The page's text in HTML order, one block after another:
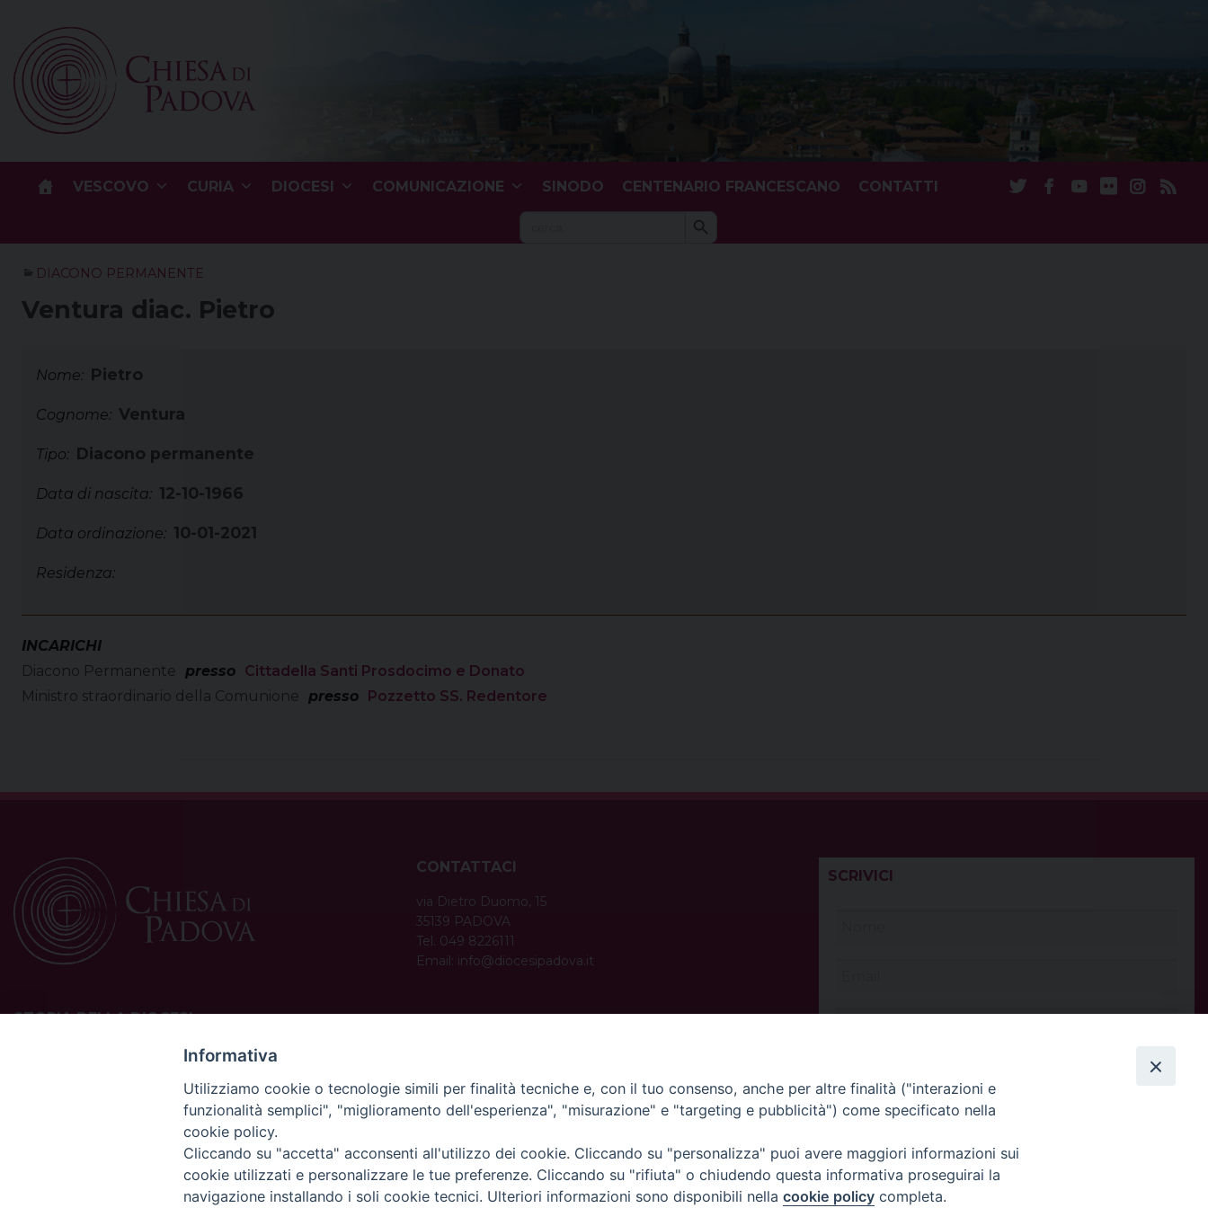
content
VESCOVO CURIA DIOCESI COMUNICAZIONE SINODO CENTENARIO FRANCESCANO CONTATTI
Search Search Button
DIACONO PERMANENTE
Ventura diac. Pietro
Nome: Pietro
Cognome: Ventura
Tipo: Diacono permanente
Data di nascita: 12-10-1966
Data ordinazione: 10-01-2021
Residenza:
INCARICHI
Diacono Permanente
presso Cittadella Santi Prosdocimo e Donato
Ministro straordinario della Comunione
presso Pozzetto SS. Redentore
STORIA DELLA DIOCESI
La Diocesi di Padova è una sede della Chiesa cattolica in
alla Regione Ecclesiastica Triveneto.
È costituita da 454 parrocchie situate nelle province di
Padova, Vicenza, Venezia, Treviso, Belluno.
È retta dal vescovo Claudio Cipolla.
CONTATTACI
via Dietro Duomo, 15
35139 PADOVA
Tel. 049 8226111
Email: info@diocesipadova.it
SCRIVICI
Informativa
Utilizziamo cookie o tecnologie simili per finalità tecniche e, con il tuo consenso, anche per altre finalità ("interazioni e
funzionalità semplici", "miglioramento dell'esperienza", "misurazione" e "targeting e pubblicità") come specificato nella
cookie policy.
Cliccando su "accetta" acconsenti all'utilizzo dei cookie. Cliccando su "personalizza" puoi avere maggiori informazioni sui
cookie utilizzati e personalizzare le tue preferenze. Cliccando su "rifiuta" o chiudendo questa informativa proseguirai la
navigazione installando i soli cookie tecnici. Ulteriori informazioni sono disponibili nella cookie policy completa.